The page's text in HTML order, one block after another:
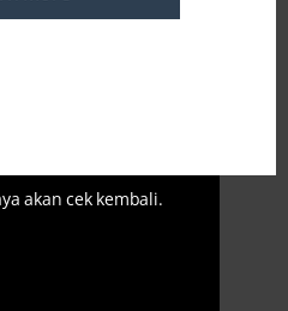
akan cek kembali.